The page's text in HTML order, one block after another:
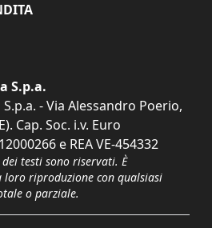
S.p.a.
- Via Alessandro Poerio,
Cap. Soc. i.v. Euro
e REA VE-454332
testi sono riservati. È
loro riproduzione con qualsiasi
o parziale.